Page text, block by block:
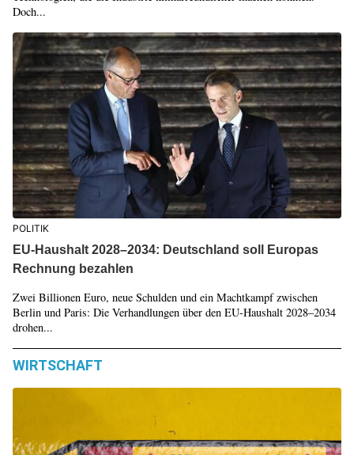
Doch...
POLITIK
EU-Haushalt 2028–2034: Deutschland soll Europas
Rechnung bezahlen
Zwei Billionen Euro, neue Schulden und ein Machtkampf zwischen
Berlin und Paris: Die Verhandlungen über den EU-Haushalt 2028–2034
drohen...
WIRTSCHAFT